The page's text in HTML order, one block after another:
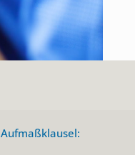
Aufmaßklausel: